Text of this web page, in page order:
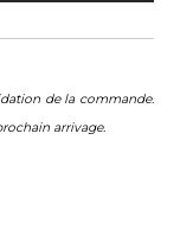
de la commande.
arrivage.